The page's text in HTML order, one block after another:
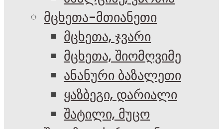
მცხეთა-მთიანეთი
მცხეთა, ჯვარი
მცხეთა, შიომღვიმე
ანანური ბაზალეთი
ყაზბეგი, დარიალი
შატილი, მუცო